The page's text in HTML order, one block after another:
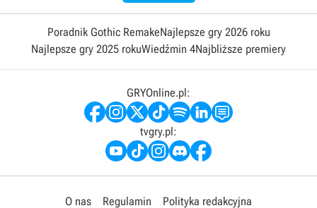
Poradnik Gothic RemakeNajlepsze gry 2026 roku
Najlepsze gry 2025 rokuWiedźmin 4Najbliższe premiery
GRYOnline.pl:
tvgry.pl:
O nas Regulamin Polityka redakcyjna